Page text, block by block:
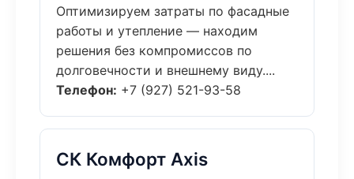
Оптимизируем затраты по фасадные
работы и утепление — находим
решения без компромиссов по
долговечности и внешнему виду....
Телефон: +7 (927) 521-93-58
СК Комфорт Axis